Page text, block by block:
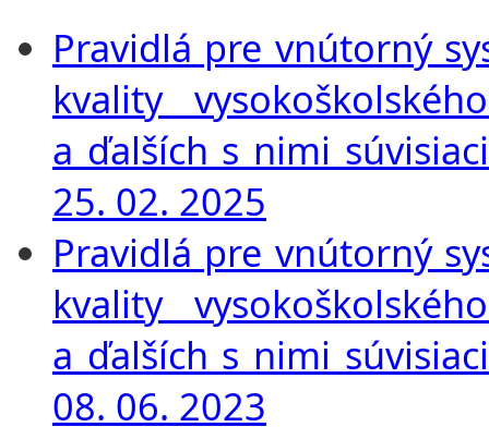
Pravidlá pre vnútorný
kvality
a ďalších s nimi
25. 02. 2025
Pravidlá pre vnútorný
kvality
a ďalších s nimi
08. 06. 2023